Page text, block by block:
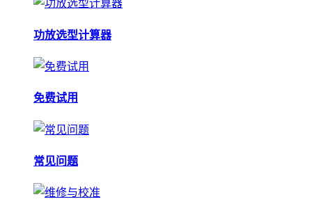
功放选型计算器
免费试用
常见问题